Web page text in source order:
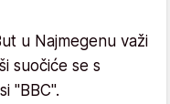
u Najmegenu važi
suočiće se s
"BBC".